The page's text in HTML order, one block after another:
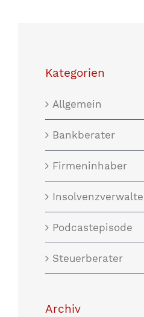
Kategorien
Allgemein
Bankberater
Firmeninhaber
Podcastepisode
Steuerberater
Archiv